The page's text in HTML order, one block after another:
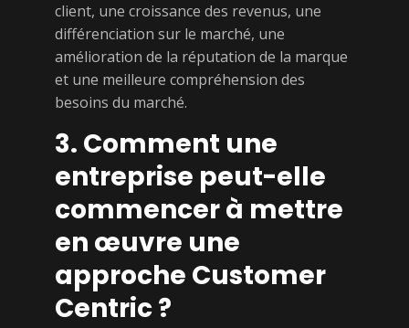
client, une croissance des revenus, une
différenciation sur le marché, une
amélioration de la réputation de la marque
et une meilleure compréhension des
besoins du marché.
3. Comment une
entreprise peut-elle
commencer à mettre
en œuvre une
approche Customer
Centric ?